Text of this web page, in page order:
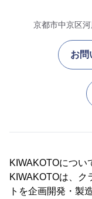
京都市中京区
お問
KIWAKOTOについ
KIWAKOTOは、ク
トを企画開発・製